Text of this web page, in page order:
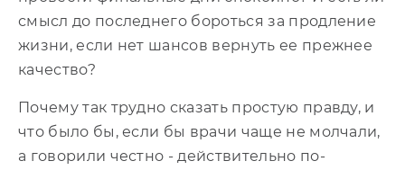
смысл до последнего бороться за продление
жизни, если нет шансов вернуть ее прежнее
качество?
Почему так трудно сказать простую правду, и
что было бы, если бы врачи чаще не молчали,
а говорили честно - действительно по-